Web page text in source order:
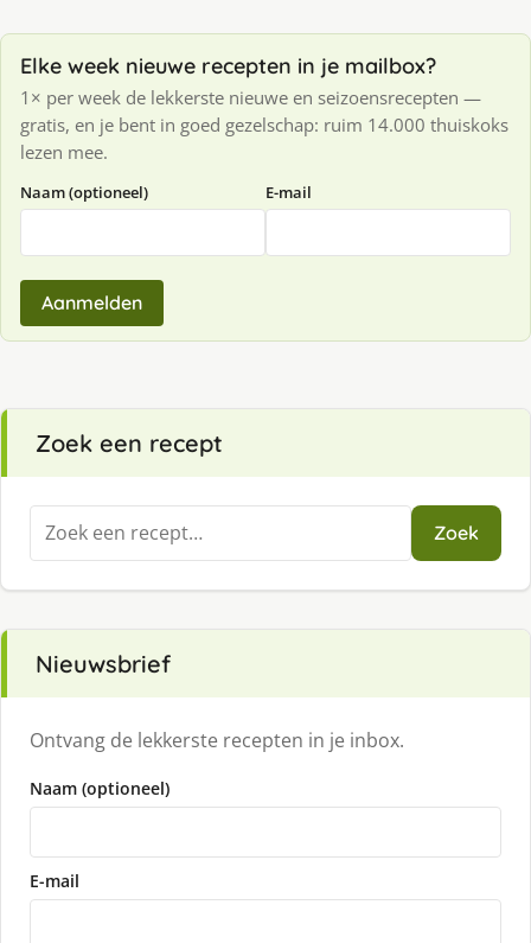
Elke week nieuwe recepten in je mailbox?
1× per week de lekkerste nieuwe en seizoensrecepten —
gratis, en je bent in goed gezelschap: ruim 14.000 thuiskoks
lezen mee.
Naam (optioneel) E-mail
Aanmelden
Zoek een recept
Zoeken
naar:
Zoek
Nieuwsbrief
Ontvang de lekkerste recepten in je inbox.
Naam (optioneel)
E-mail